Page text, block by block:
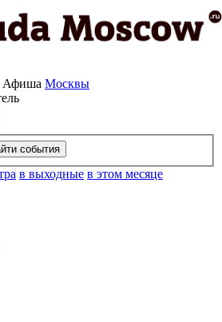
Афиша Москвы
в выходные в этом месяце